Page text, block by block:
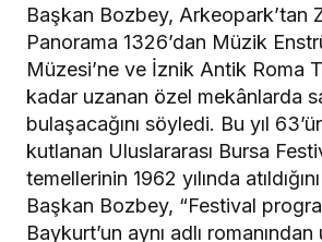
Başkan Bozbey, Arkeopark’tan
Panorama 1326’dan Müzik
Müzesi’ne ve İznik Antik Roma
kadar uzanan özel mekânlarda
bulaşacağını söyledi. Bu yıl
kutlanan Uluslararası Bursa
temellerinin 1962 yılında
Başkan Bozbey, “Festival
Baykurt’un aynı adlı